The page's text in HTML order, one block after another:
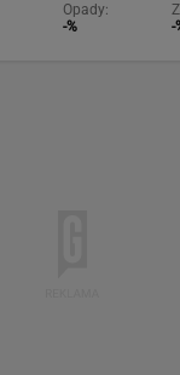
Opady:
-%
-